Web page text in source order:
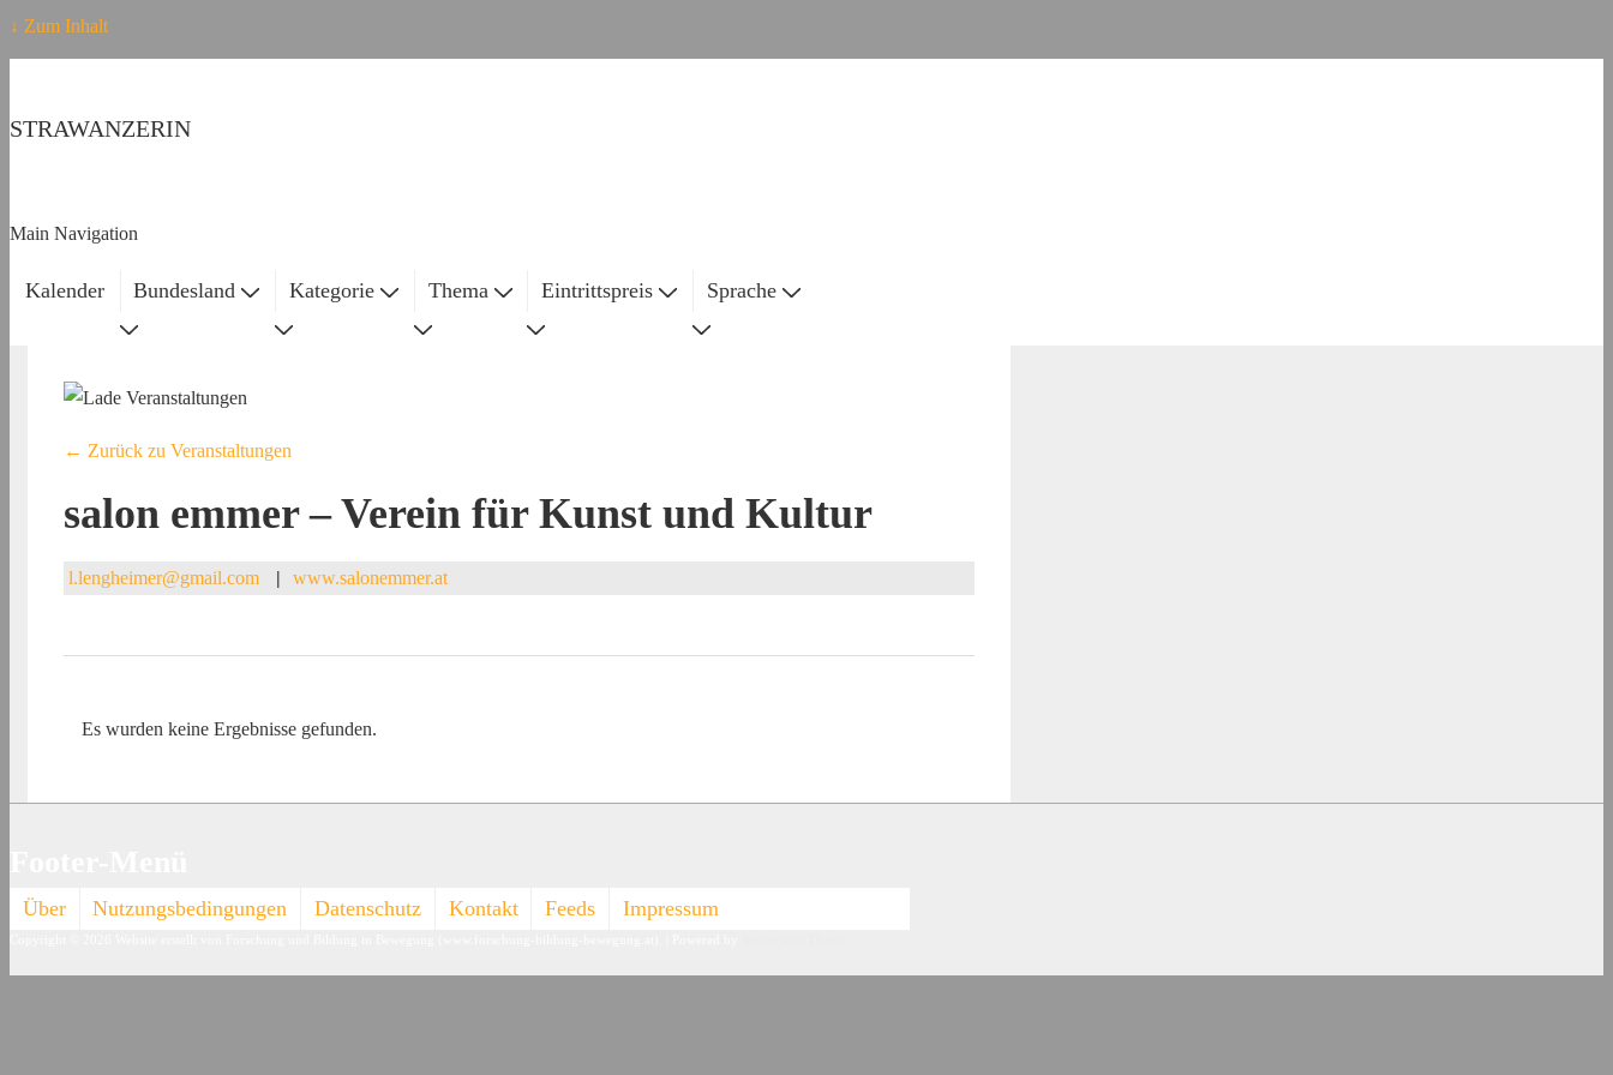
↓ Zum Inhalt
STRAWANZERIN
Main Navigation
Kalender Bundesland Kategorie Thema Eintrittspreis Sprache
← Zurück zu Veranstaltungen
salon emmer – Verein für Kunst und Kultur
l.lengheimer@gmail.com | www.salonemmer.at
Es wurden keine Ergebnisse gefunden.
Über Nutzungsbedingungen Datenschutz Kontakt Feeds Impressum